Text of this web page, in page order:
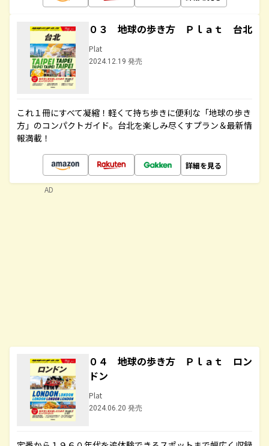
０３ 地球の歩き方 Ｐｌａｔ 台北
Plat
2024.12.19 発売
これ１冊にすべて凝縮！軽くて持ち歩きに便利な「地球の歩き
方」のコンパクトガイド。台北を楽しみ尽くすプラン＆最新情
報満載！
詳細を見る
０４ 地球の歩き方 Ｐｌａｔ ロン
ドン
Plat
2024.06.20 発売
AD